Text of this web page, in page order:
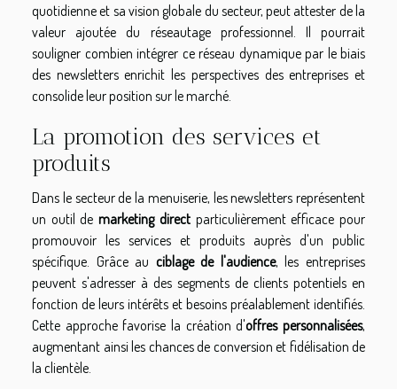
quotidienne et sa vision globale du secteur, peut attester de la
valeur ajoutée du réseautage professionnel. Il pourrait
souligner combien intégrer ce réseau dynamique par le biais
des newsletters enrichit les perspectives des entreprises et
consolide leur position sur le marché.
La promotion des services et
produits
Dans le secteur de la menuiserie, les newsletters représentent
un outil demarketing directparticulièrement efficace pour
promouvoir les services et produits auprès d'un public
spécifique. Grâce au ciblage de l'audience, les entreprises
peuvent s'adresser à des segments de clients potentiels en
fonction de leurs intérêts et besoins préalablement identifiés.
Cette approche favorise la création d'offres personnalisées,
augmentant ainsi les chances de conversion et fidélisation de
la clientèle.